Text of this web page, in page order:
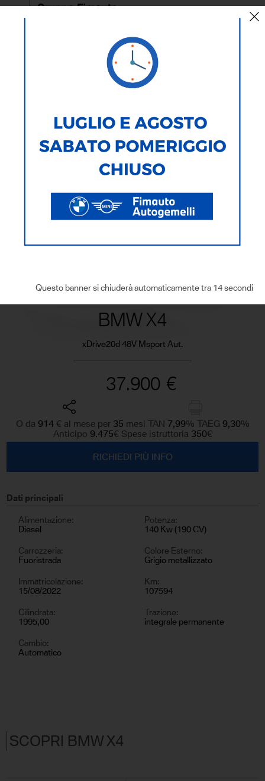
Questo banner si chiuderà automaticamente tra 13 secondi
BMW X4
xDrive20d 48V Msport Aut.
37.900 €
O da 914 € al mese per 35 mesi TAN 7,99% TAEG 9,30%
Anticipo 9.475€ Spese istruttoria 350€
RICHIEDI PIÙ INFO
Dati principali
Alimentazione:
Diesel
Potenza:
140 Kw (190 CV)
Carrozzeria:
Fuoristrada
Colore Esterno:
Grigio metallizzato
Immatricolazione:
15/08/2022
Km:
107594
Cilindrata:
1995,00
Trazione:
integrale permanente
Cambio:
Automatico
SCOPRI BMW X4